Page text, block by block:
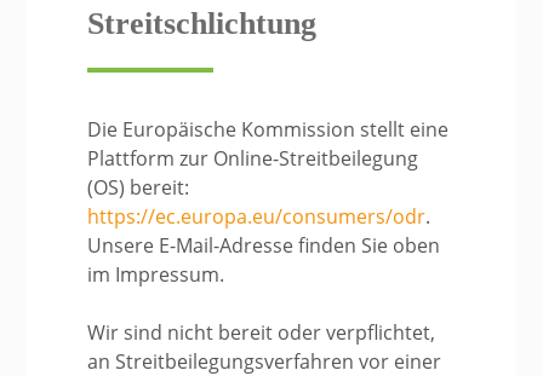
Streitschlichtung
Die Europäische Kommission stellt eine
Plattform zur Online-Streitbeilegung
(OS) bereit:
https://ec.europa.eu/consumers/odr.
Unsere E-Mail-Adresse finden Sie oben
im Impressum.
Wir sind nicht bereit oder verpflichtet,
an Streitbeilegungsverfahren vor einer